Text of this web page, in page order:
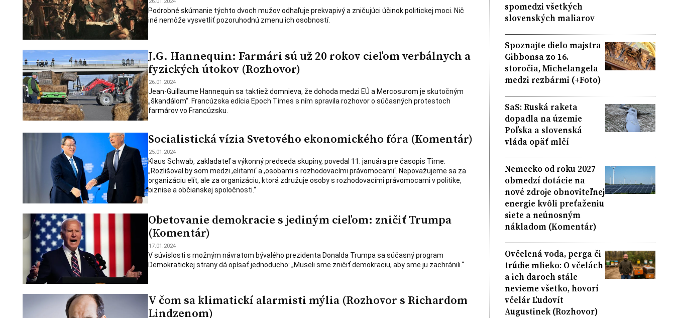
26.01.2024
Podrobné skúmanie týchto dvoch mužov odhaľuje prekvapivý a zničujúci účinok politickej moci. Nič
iné nemôže vysvetliť pozoruhodnú zmenu ich osobností.
J.G. Hannequin: Farmári sú už 20 rokov cieľom verbálnych a
fyzických útokov (Rozhovor)
26.01.2024
Jean-Guillaume Hannequin sa taktiež domnieva, že dohoda medzi EÚ a Mercosurom je skutočným
„škandálom“. Francúzska edícia Epoch Times s ním spravila rozhovor o súčasných protestoch
farmárov vo Francúzsku.
Socialistická vízia Svetového ekonomického fóra (Komentár)
25.01.2024
Klaus Schwab, zakladateľ a výkonný predseda skupiny, povedal 11. januára pre časopis Time:
„Rozlišoval by som medzi ,elitami‘ a ,osobami s rozhodovacími právomocami‘. Nepovažujeme sa za
organizáciu elít, ale za organizáciu, ktorá združuje osoby s rozhodovacími právomocami v politike,
biznise a občianskej spoločnosti.“
Obetovanie demokracie s jediným cieľom: zničiť Trumpa
(Komentár)
17.01.2024
V súvislosti s možným návratom bývalého prezidenta Donalda Trumpa sa súčasný program
Demokratickej strany dá opísať jednoducho: „Museli sme zničiť demokraciu, aby sme ju zachránili.“
V čom sa klimatickí alarmisti mýlia (Rozhovor s Richardom
Lindzenom)
spomedzi všetkých
slovenských maliarov
Spoznajte dielo majstra
Gibbonsa zo 16.
storočia, Michelangela
medzi rezbármi (+Foto)
SaS: Ruská raketa
dopadla na územie
Poľska a slovenská
vláda opäť mlčí
Nemecko od roku 2027
obmedzí dotácie na
nové zdroje obnoviteľnej
energie kvôli preťaženiu
siete a neúnosným
nákladom (Komentár)
Ovčelená voda, perga či
trúdie mlieko: O včelách
a ich daroch stále
nevieme všetko, hovorí
včelár Ľudovít
Augustinek (Rozhovor)